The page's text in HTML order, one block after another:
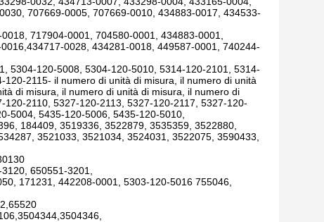
707669-0005, 707669-0010, 434883-0017, 434533-
717904-0001, 704580-0001, 434883-0001,
0028, 434281-0018, 449587-0001, 740244-
5304-120-5008, 5304-120-5010, 5314-120-2101, 5314-
2115- il numero di unità di misura, il numero di unità
di misura, il numero di unità di misura, il numero di
2110, 5327-120-2113, 5327-120-2117, 5327-120-
5004, 5435-120-5006, 5435-120-5010,
184409, 3519336, 3522879, 3535359, 3522880,
3521033, 3521034, 3524031, 3522075, 3590433,
650551-3201,
171231, 442208-0001, 5303-120-5016 755046,